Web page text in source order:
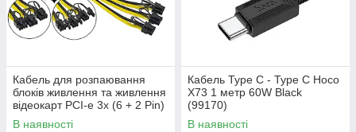
Кабель для розпаювання
блоків живлення та живлення
відеокарт PCI-e 3х (6 + 2 Pin)
12 +18 AWG 50+20 см
В наявності
Кабель Type C - Type C Hoco
X73 1 метр 60W Black
(99170)
В наявності